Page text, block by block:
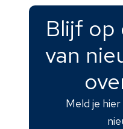
Blijf op
van
Meld je